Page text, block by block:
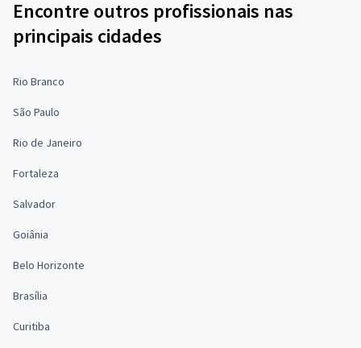
Encontre outros profissionais nas
principais cidades
Rio Branco
São Paulo
Rio de Janeiro
Fortaleza
Salvador
Goiânia
Belo Horizonte
Brasília
Curitiba